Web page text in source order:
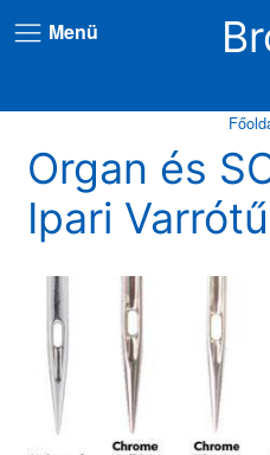
Menü
Organ és
Ipari Varrótű